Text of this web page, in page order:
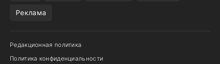
Реклама
Редакционная политика
Политика конфиденциальности